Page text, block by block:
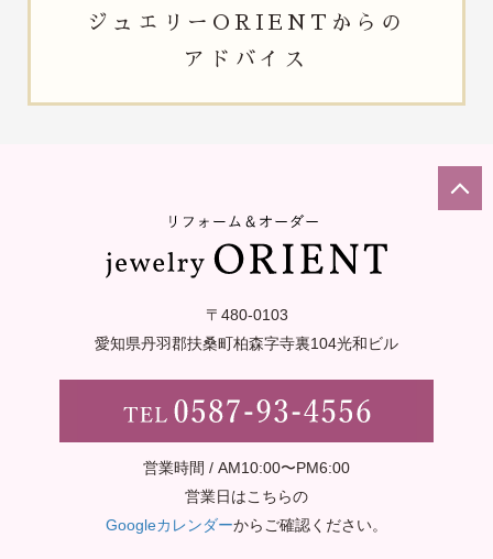
ジュエリー ORIENTからの
アドバイス
〒480-0103
愛知県丹羽郡扶桑町柏森字寺裏104光和ビル
営業時間 / AM10:00〜PM6:00
営業日はこちらの
Googleカレンダーからご確認ください。